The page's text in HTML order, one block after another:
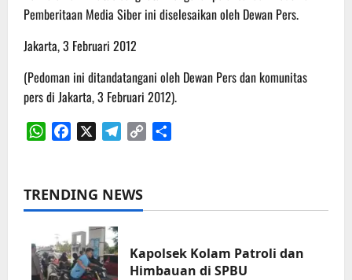
Pemberitaan Media Siber ini diselesaikan oleh Dewan Pers.
Jakarta, 3 Februari 2012
(Pedoman ini ditandatangani oleh Dewan Pers dan komunitas
pers di Jakarta, 3 Februari 2012).
TRENDING NEWS
Kapolsek Kolam Patroli dan
Himbauan di SPBU